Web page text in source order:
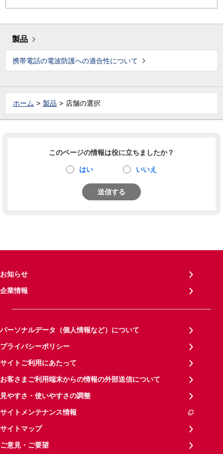
製品
携帯電話の電波防護への適合性について
ホーム 製品 店舗の選択
このページの情報は役に立ちましたか？
はい いいえ
送信する
お知らせ
企業情報
パーソナルデータ（個人情報など）について
プライバシーポリシー
サイトご利用にあたって
お客さまご利用端末からの情報の外部送信について
見やすさ・使いやすさの調整
サイトメンテナンス情報
サイトマップ
ご意見・ご要望